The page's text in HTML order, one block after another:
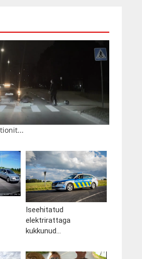
Iseehitatud
elektrirattaga
kukkunud...